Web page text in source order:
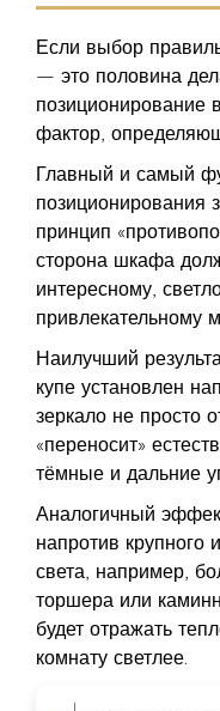
Если выбор
— это половина
позиционирование
фактор,
Главный и самый
позиционирования
принцип
сторона шкафа
интересному,
привлекательному
Наилучший
купе установлен
зеркало не просто
«переносит»
тёмные и дальние
Аналогичный
напротив крупного
света, например,
торшера или
будет отражать
комнату светлее.